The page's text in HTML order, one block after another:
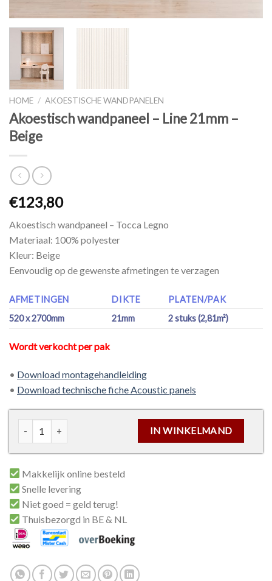
HOME / AKOESTISCHE WANDPANELEN
Akoestisch wandpaneel – Line 21mm –
Beige
€123,80
Akoestisch wandpaneel – Tocca Legno
Materiaal: 100% polyester
Kleur: Beige
Eenvoudig op de gewenste afmetingen te verzagen
AFMETINGEN DIKTE
PLATEN/PAK
520 x 2700mm
21mm 2 stuks (2,81m²)
Wordt verkocht per pak
• Download montagehandleiding
• Download technische fiche Acoustic panels
IN WINKELMAND
Akoestisch wandpaneel - Line 21mm - Beige aantal
Makkelijk online besteld
Snelle levering
Niet goed = geld terug!
Thuisbezorgd in BE & NL